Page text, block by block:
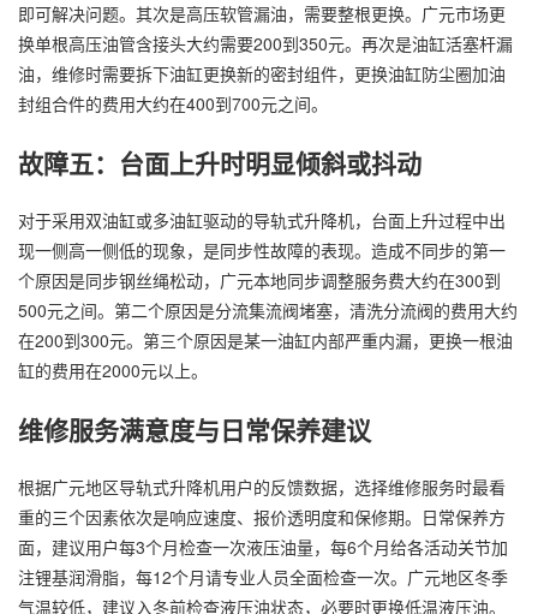
即可解决问题。其次是高压软管漏油，需要整根更换。广元市场更
换单根高压油管含接头大约需要200到350元。再次是油缸活塞杆漏
油，维修时需要拆下油缸更换新的密封组件，更换油缸防尘圈加油
封组合件的费用大约在400到700元之间。
故障五：台面上升时明显倾斜或抖动
对于采用双油缸或多油缸驱动的导轨式升降机，台面上升过程中出
现一侧高一侧低的现象，是同步性故障的表现。造成不同步的第一
个原因是同步钢丝绳松动，广元本地同步调整服务费大约在300到
500元之间。第二个原因是分流集流阀堵塞，清洗分流阀的费用大约
在200到300元。第三个原因是某一油缸内部严重内漏，更换一根油
缸的费用在2000元以上。
维修服务满意度与日常保养建议
根据广元地区导轨式升降机用户的反馈数据，选择维修服务时最看
重的三个因素依次是响应速度、报价透明度和保修期。日常保养方
面，建议用户每3个月检查一次液压油量，每6个月给各活动关节加
注锂基润滑脂，每12个月请专业人员全面检查一次。广元地区冬季
气温较低，建议入冬前检查液压油状态，必要时更换低温液压油。